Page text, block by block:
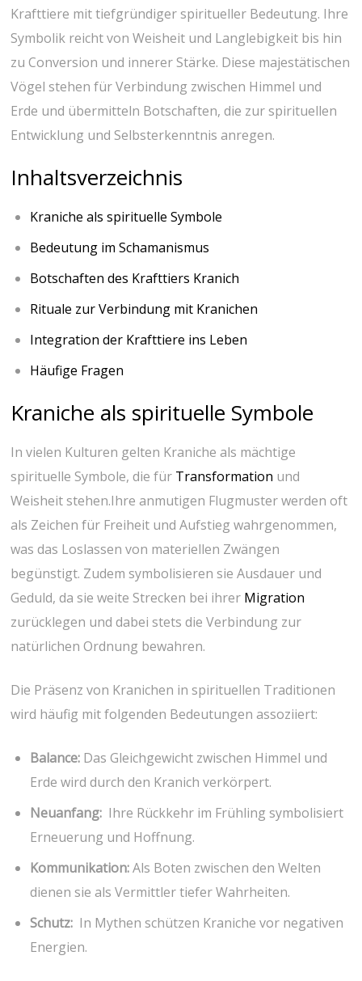
Krafttiere mit tiefgründiger spiritueller Bedeutung. Ihre
Symbolik reicht ⁢von Weisheit und Langlebigkeit bis hin⁣
zu Conversion und innerer⁤ Stärke. Diese majestätischen
Vögel stehen ‌für Verbindung ​zwischen Himmel und
Erde und übermitteln Botschaften, die zur‍ spirituellen
Entwicklung und ⁢Selbsterkenntnis ‌anregen.
Inhaltsverzeichnis
Kraniche alsspirituelle Symbole
Bedeutung​ im Schamanismus
Botschaften ⁣des Krafttiers‍ Kranich
Rituale zur ⁣Verbindung​ mit Kranichen
Integration der Krafttiere ins⁢ Leben
Häufige Fragen
Kraniche​ als spirituelle Symbole
In vielen Kulturen gelten Kraniche als mächtige
spirituelle⁣ Symbole, die für Transformation und​
Weisheit stehen.Ihre anmutigen ‍Flugmuster werden ‍oft
als Zeichen für Freiheit und ​Aufstieg wahrgenommen,
was das Loslassen von⁣ materiellen Zwängen⁤
begünstigt. Zudem⁢ symbolisieren sie ⁤Ausdauer und
Geduld, da ⁢sie weite Strecken bei ihrer ‌ Migration
zurücklegen und dabei stets die⁢ Verbindung zur
natürlichen Ordnung bewahren.
Die Präsenz ​von Kranichen in‍ spirituellen Traditionen
wird ‌häufig mit folgenden​ Bedeutungen⁤ assoziiert:
Balance: Das⁢ Gleichgewicht zwischen ​Himmel und
⁣Erde​ wird durch den‍ Kranich ‍verkörpert.
Neuanfang: ⁤ Ihre‌ Rückkehr im Frühling symbolisiert
⁢Erneuerung ⁣und Hoffnung.
Kommunikation:Als Boten‌ zwischen⁤ den Welten
dienen sie als Vermittler tiefer Wahrheiten.
Schutz: ⁤ In ‌Mythen ⁤schützen Kraniche ⁣vor negativen
Energien.